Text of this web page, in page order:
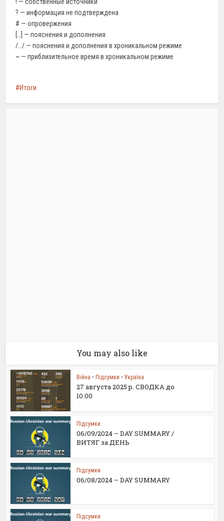
? — информация не подтверждена
# — опровержения
[…] — пояснения и дополнения
/…/ — пояснения и дополнения в хроникальном режиме
~ — приблизительное время в хроникальном режиме
Итоги
You may also like
Війна • Підсумки • Україна
27 августа 2025 р. СВОДКА до
10.00
Підсумки
06/09/2024 – DAY SUMMARY /
ВИТЯГ за ДЕНЬ
Підсумки
06/08/2024 – DAY SUMMARY
Підсумки